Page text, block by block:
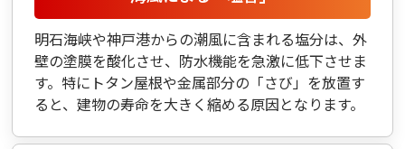
明石海峡や神戸港からの潮風に含まれる塩分は、外
壁の塗膜を酸化させ、防水機能を急激に低下させま
す。特にトタン屋根や金属部分の「さび」を放置す
ると、建物の寿命を大きく縮める原因となります。